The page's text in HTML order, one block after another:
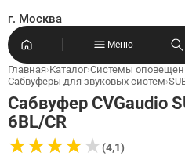
г. Москва
Меню
Главная›Каталог›Системы
Сабвуферы для звуковых систем›
Сабвуфер CVGaudio
6BL/CR
★★★★★
★★★★★(4,1)